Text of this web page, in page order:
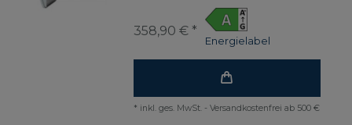
Energielabel
358,90 € *
* inkl. ges. MwSt. - Versandkostenfrei ab 500 €